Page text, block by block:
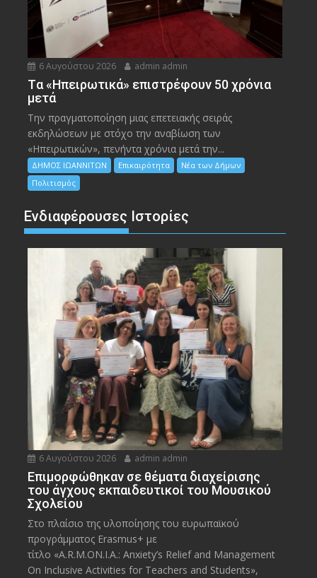
6 Αυγούστου 2026 admin admin
Tα «Ηπειρωτικά» επιστρέφουν 50 χρόνια
μετά
Την πραγματοποίηση μιας επετειακής σειράς
εκδηλώσεων με στόχο την αναβίωση των
«Ηπειρωτικών», πενήντα χρόνια μετά την...
ΔΗΜΟΣ ΙΩΑΝΝΙΤΩΝ Επικαιρότητα
Νέα των Δήμων
Πολιτισμός
Ενδιαφέρουσες Ιστορίες
6 Αυγούστου 2026 admin admin
Eπιμορφώθηκαν σε θέματα διαχείρισης
του άγχους εκπαιδευτικοί του Μουσικού
Σχολείου
Στο πλαίσιο της υλοποίησης του ευρωπαϊκού
προγράμματος Erasmus+ με
τίτλο «A.R.M.ON.I.A.: Anxiety’s Relief and Management
On Inclusive Activities for Teachers and Students»,